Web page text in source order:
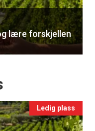
lære forskjellen
Ledig plass